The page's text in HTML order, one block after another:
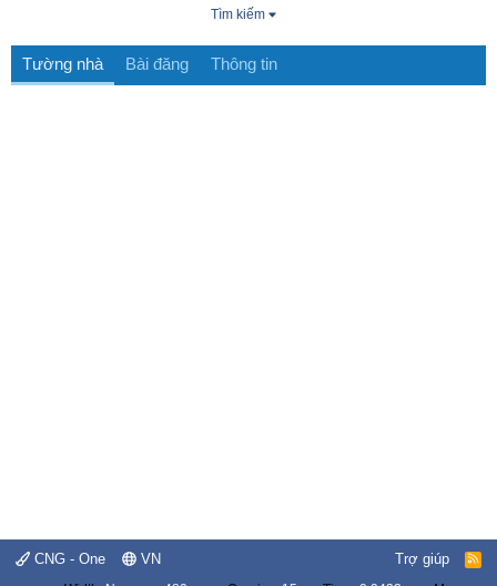
Tìm kiếm
Tường nhà Bài đăng Thông tin
CNG - One VN Trợ giúp
R